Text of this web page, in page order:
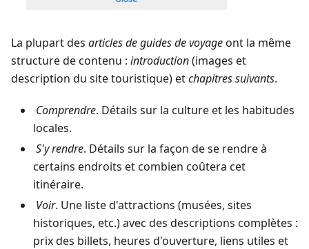
La plupart des articles de guides de voyageont la même
structure de contenu : introduction(images et
description du site touristique) etchapitres suivants.
Comprendre. Détails sur la culture et les habitudes
locales.
S'y rendre. Détails sur la façon de se rendre à
certains endroits et combien coûtera cet
itinéraire.
Voir. Une liste d'attractions (musées, sites
historiques, etc.) avec des descriptions complètes :
prix des billets, heures d'ouverture, liens utiles et